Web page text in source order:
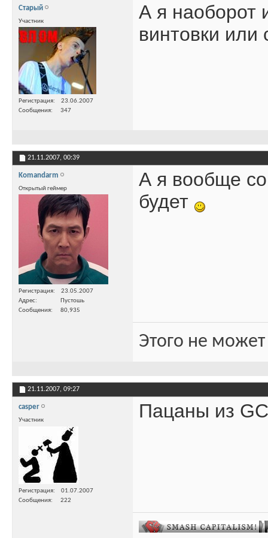
Старый
Участник
Регистрация
23.06.2007
Сообщения
347
А я наоборот
винтовки или
21.11.2007, 00:39
Komandarm
Открытый геймер
Регистрация
23.05.2007
Адрес
Пустошь
Сообщения
80,935
А я вообще
будет
Этого не
21.11.2007, 09:27
casper
Участник
Регистрация
01.07.2007
Сообщения
222
Пацаны из